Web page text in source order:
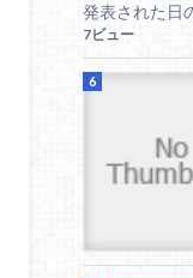
発表された日
7ビュー